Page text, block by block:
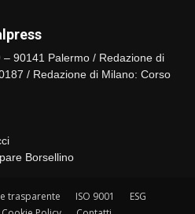
90141 Palermo / Redazione di
/ Redazione di Milano: Corso
Borsellino
trasparente ISO 9001
ESG